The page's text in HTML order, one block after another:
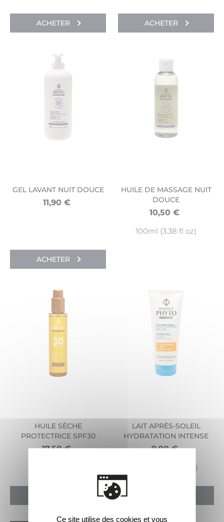
ACHETER ACHETER
GEL LAVANT NUIT DOUCE
11,90 €
ACHETER
HUILE DE MASSAGE NUIT
DOUCE
10,50 €
100ml (3.38 fl oz)
HUILE SÈCHE
PROTECTRICE SPF30
17,50€
LAIT APRÈS-SOLEIL
HYDRATATION INTENSE
9,90€
200ml (6.76 fl oz)
Ce site utilise des cookies et vous